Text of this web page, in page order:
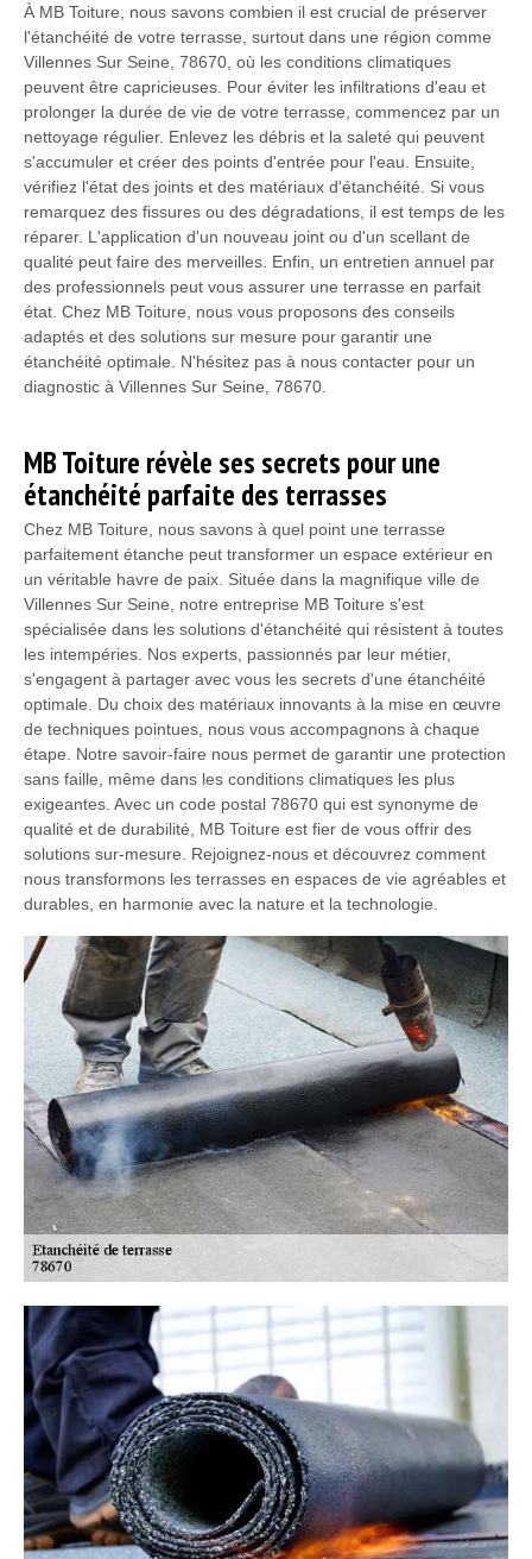
À MB Toiture, nous savons combien il est crucial de préserver
l'étanchéité de votre terrasse, surtout dans une région comme
Villennes Sur Seine, 78670, où les conditions climatiques
peuvent être capricieuses. Pour éviter les infiltrations d'eau et
prolonger la durée de vie de votre terrasse, commencez par un
nettoyage régulier. Enlevez les débris et la saleté qui peuvent
s'accumuler et créer des points d'entrée pour l'eau. Ensuite,
vérifiez l'état des joints et des matériaux d'étanchéité. Si vous
remarquez des fissures ou des dégradations, il est temps de les
réparer. L'application d'un nouveau joint ou d'un scellant de
qualité peut faire des merveilles. Enfin, un entretien annuel par
des professionnels peut vous assurer une terrasse en parfait
état. Chez MB Toiture, nous vous proposons des conseils
adaptés et des solutions sur mesure pour garantir une
étanchéité optimale. N'hésitez pas à nous contacter pour un
diagnostic à Villennes Sur Seine, 78670.
MB Toiture révèle ses secrets pour une
étanchéité parfaite des terrasses
Chez MB Toiture, nous savons à quel point une terrasse
parfaitement étanche peut transformer un espace extérieur en
un véritable havre de paix. Située dans la magnifique ville de
Villennes Sur Seine, notre entreprise MB Toiture s'est
spécialisée dans les solutions d'étanchéité qui résistent à toutes
les intempéries. Nos experts, passionnés par leur métier,
s'engagent à partager avec vous les secrets d'une étanchéité
optimale. Du choix des matériaux innovants à la mise en œuvre
de techniques pointues, nous vous accompagnons à chaque
étape. Notre savoir-faire nous permet de garantir une protection
sans faille, même dans les conditions climatiques les plus
exigeantes. Avec un code postal 78670 qui est synonyme de
qualité et de durabilité, MB Toiture est fier de vous offrir des
solutions sur-mesure. Rejoignez-nous et découvrez comment
nous transformons les terrasses en espaces de vie agréables et
durables, en harmonie avec la nature et la technologie.